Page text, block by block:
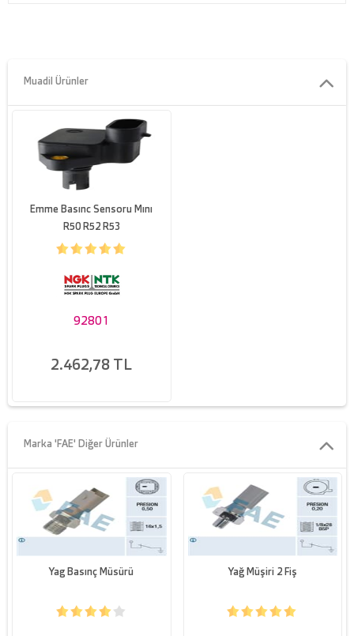
Muadil Ürünler
Emme Basınc Sensoru Mını
R50 R52 R53
92801
2.462,78 TL
Marka 'FAE' Diğer Ürünler
Yag Basınç Müsürü Yağ Müşiri 2 Fiş